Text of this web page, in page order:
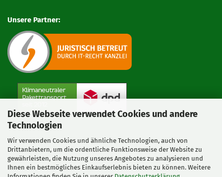
Diese Webseite verwendet Cookies und andere
Technologien
Wir verwenden Cookies und ähnliche Technologien, auch von
Drittanbietern, um die ordentliche Funktionsweise der Website zu
gewährleisten, die Nutzung unseres Angebotes zu analysieren und
Ihnen ein bestmögliches Einkaufserlebnis bieten zu können. Weitere
Unsere Partner: